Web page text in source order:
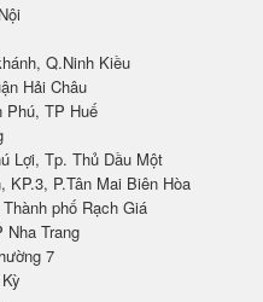
Q.Ninh Kiều
Hải Châu
Phú, TP Huế
Lợi, Tp. Thủ Dầu Một
KP.3, P.Tân Mai Biên Hòa
phố Rạch Giá
Trang
7